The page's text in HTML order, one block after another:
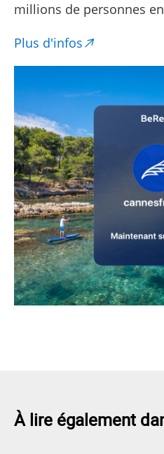
millions de personnes
Plus d'infos
À lire également